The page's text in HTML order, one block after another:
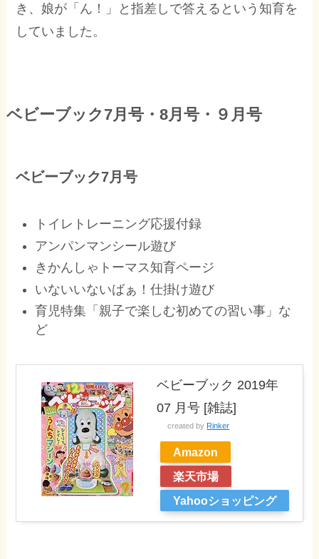
き、娘が「ん！」と指差しで答えるという知育を
していました。
ベビーブック7月号・8月号・９月号
ベビーブック7月号
トイレトレーニング応援付録
アンパンマンシール遊び
きかんしゃトーマス知育ページ
いないいないばぁ！仕掛け遊び
育児特集「親子で楽しむ初めての習い事」な
ど
ベビーブック 2019年
07 月号 [雑誌]
created by Rinker
Amazon
楽天市場
Yahooショッピング